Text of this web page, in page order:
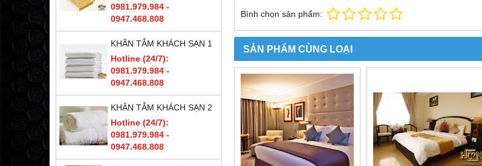
0981.979.984 -
0947.468.808
KHĂN TẮM KHÁCH SẠN 1
Hotline (24/7):
0981.979.984 -
0947.468.808
KHĂN TẮM KHÁCH SẠN 2
Hotline (24/7):
0981.979.984 -
0947.468.808
Bình chọn sản phẩm:
SẢN PHẨM CÙNG LOẠI